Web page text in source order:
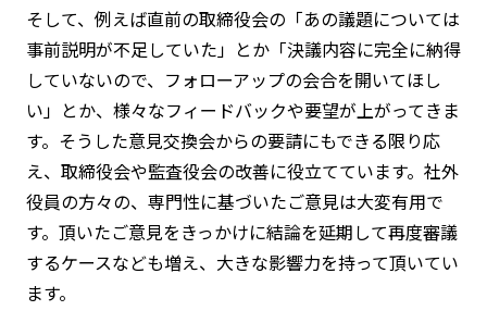
そして、例えば直前の取締役会の「あの議題については
事前説明が不足していた」とか「決議内容に完全に納得
していないので、フォローアップの会合を開いてほし
い」とか、様々なフィードバックや要望が上がってきま
す。そうした意見交換会からの要請にもできる限り応
え、取締役会や監査役会の改善に役立てています。社外
役員の方々の、専門性に基づいたご意見は大変有用で
す。頂いたご意見をきっかけに結論を延期して再度審議
するケースなども増え、大きな影響力を持って頂いてい
ます。